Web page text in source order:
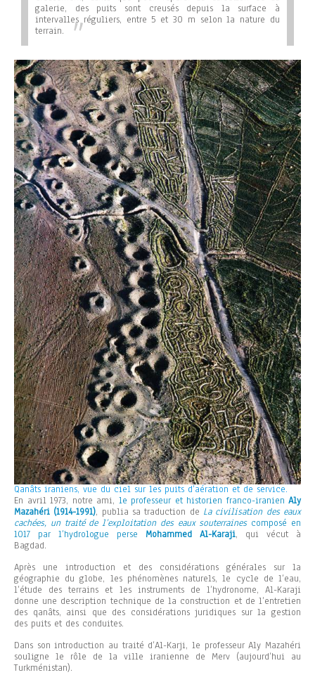
galerie, des puits sont creusés depuis la surface à
intervalles réguliers, entre 5 et 30 m selon la nature du
terrain.
Qanâts iraniens, vue du ciel sur les puits d’aération et de service.
En avril 1973, notre ami, le professeur et historien franco-iranien Aly
Mazahéri (1914-1991), publia sa traduction de La civilisation des eaux
cachées, un traité de l’exploitation des eaux souterrainescomposé en
1017 par l’hydrologue perse Mohammed Al-Karaji, qui vécut à
Bagdad.
Après une introduction et des considérations générales sur la
géographie du globe, les phénomènes naturels, le cycle de l’eau,
l’étude des terrains et les instruments de l’hydronome, Al-Karaji
donne une description technique de la construction et de l’entretien
des qanâts, ainsi que des considérations juridiques sur la gestion
des puits et des conduites.
Dans son introduction au traité d’Al-Karji, le professeur Aly Mazahéri
souligne le rôle de la ville iranienne de Merv (aujourd’hui au
Turkménistan).